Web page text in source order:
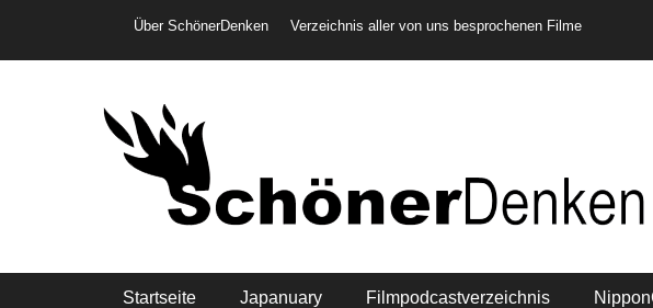
Header-Menü
Über SchönerDenken Verzeichnis aller von uns besprochenen Filme
Hauptmenü
Startseite Japanuary Filmpodcastverzeichnis